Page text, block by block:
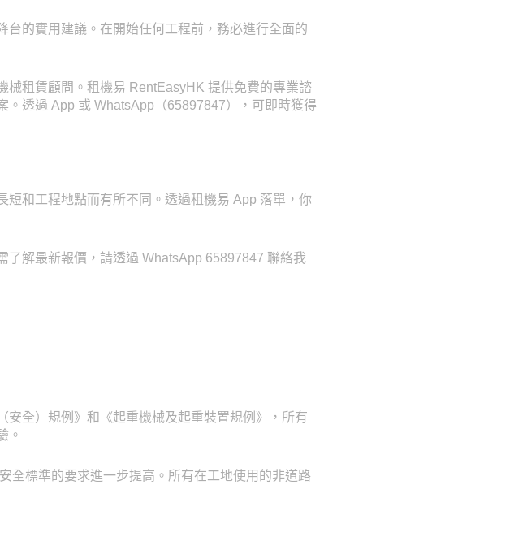
的實用建議。在開始任何工程前，務必進行全面的
租賃顧問。租機易 RentEasyHK 提供免費的專業諮
透過 App 或 WhatsApp（65897847），可即時獲得
和工程地點而有所不同。透過租機易 App 落單，你
解最新報價，請透過 WhatsApp 65897847 聯絡我
全）規例》和《起重機械及起重裝置規例》，所有
。
全標準的要求進一步提高。所有在工地使用的非道路